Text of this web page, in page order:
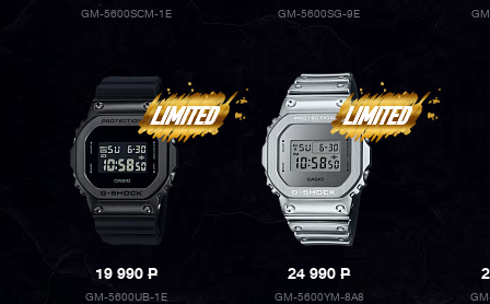
GM-5600SCM-1E GM-5600SG-9E
19 990P
GM-5600UB-1E
24 990P
GM-5600YM-8A8